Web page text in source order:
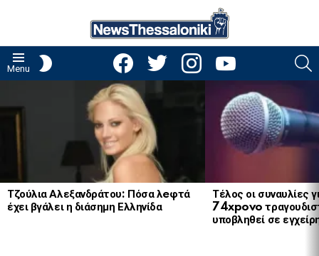
Menu
facebooktwitter instagramyoutube
Τζούλια Αλεξανδράτου: Πόσα λeφτά
έχει βγάλει η διάσημη Ελληνίδα
Τέλος οι συναυλίες
74xpovo
υποβληθεί σε